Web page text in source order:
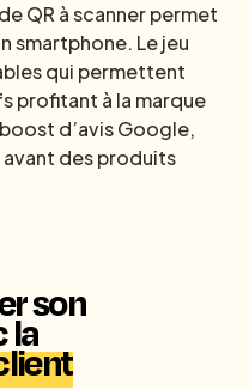
QR à scanner permet
smartphone. Le jeu
qui permettent
profitant à la marque
d’avis Google,
avant des produits
son
la